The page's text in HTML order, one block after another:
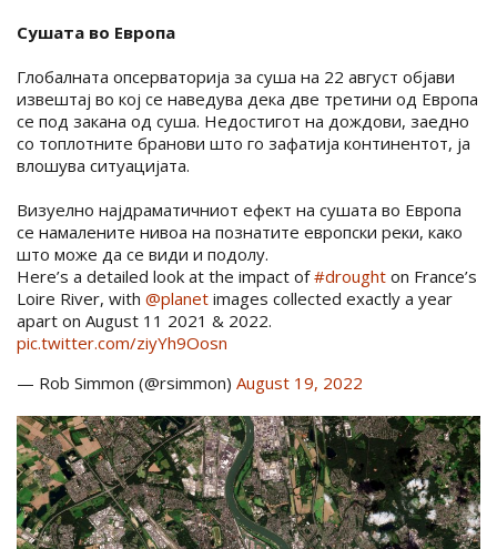
Сушата во Европа
Глобалната опсерваторија за суша на 22 август објави
извештај во кој се наведува дека две третини од Европа
се под закана од суша. Недостигот на дождови, заедно
со топлотните бранови што го зафатија континентот, ја
влошува ситуацијата.
Визуелно најдраматичниот ефект на сушата во Европа
се намалените нивоа на познатите европски реки, како
што може да се види и подолу.
Here’s a detailed look at the impact of#drought on France’s
Loire River, with @planet images collected exactly a year
apart on August 11 2021 & 2022.
pic.twitter.com/ziyYh9Oosn
— Rob Simmon (@rsimmon) August 19, 2022